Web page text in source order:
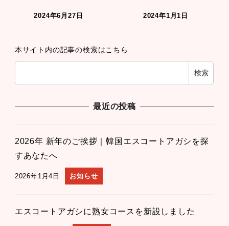
2024年6月27日 2024年1月1日
本サイト内の記事の検索はこちら
検索
最近の投稿
2026年 新年のご挨拶｜韓国エスコートアガシを探
すあなたへ
2026年1月4日 お知らせ
エスコートアガシに熟女コースを新設しました